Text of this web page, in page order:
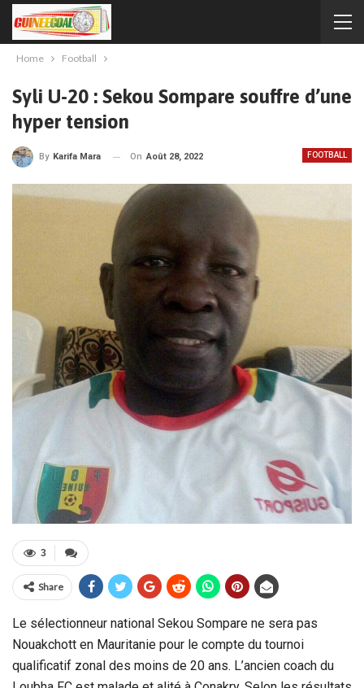
Home Football
Syli U-20 : Sekou Sompare souffre d’une
hyper tension
FOOTBALL
By Karifa Mara On Août 28, 2022
3
Share
Le sélectionneur national Sekou Sompare ne sera pas
Nouakchott en Mauritanie pour le compte du tournoi
qualificatif zonal des moins de 20 ans. L’ancien coach du